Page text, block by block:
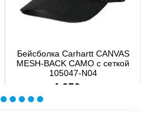
Бейсболка Carhartt CANVAS
MESH-BACK CAMO с сеткой
105047-N04
4 650 р.